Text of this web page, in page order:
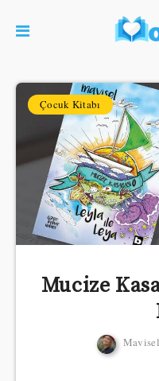
Çocuk Kitabı
Mucize